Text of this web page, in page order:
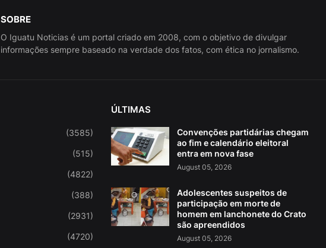
SOBRE
O Iguatu Noticias é um portal criado em 2008, com o objetivo de divulgar
informações sempre baseado na verdade dos fatos, com ética no jornalismo.
(3585)
(515)
(4822)
(388)
(2931)
(4720)
ÚLTIMAS
Convenções partidárias chegam
ao fim e calendário eleitoral
entra em nova fase
August 05, 2026
Adolescentes suspeitos de
participação em morte de
homem em lanchonete do Crato
são apreendidos
August 05, 2026